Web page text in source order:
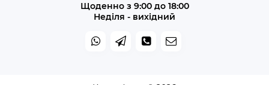
Щоденно з 9:00 до 18:00
Неділя - вихідний